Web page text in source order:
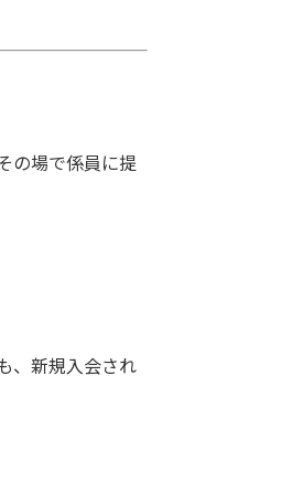
の場で係員に提
、新規入会され